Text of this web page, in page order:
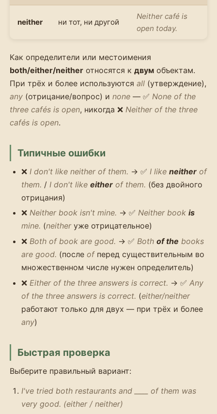
neither ни тот, ни другой
Neither café is
open today.
Как определители или местоимения
both/either/neither относятся к двум объектам.
При трёх и более используются all (утверждение),
any (отрицание/вопрос) и none — ✅ None of the
three cafés is open, никогда ❌ Neither of the three
cafés is open.
Типичные ошибки
❌ I don't like neither of them. → ✅ I like neither of
them. / I don't like either of them. (без двойного
отрицания)
❌ Neither book isn't mine. → ✅ Neither book is
mine. (neitherуже отрицательное)
❌ Both of book are good. → ✅ Both of the books
are good. (после ofперед существительным во
множественном числе нужен определитель)
❌ Either of the three answers is correct. → ✅ Any
of the three answers is correct. (either/neither
работают только для двух — при трёх и более
any)
Быстрая проверка
Выберите правильный вариант:
I've tried both restaurants and ____ of them was
very good. (either / neither)